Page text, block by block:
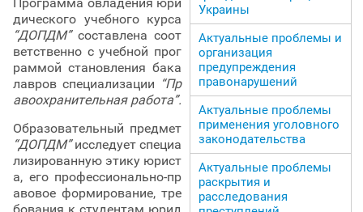
дического учебного курса
“ДОПДМ”составлена соот
ветственно с учебной прог
раммой становления бака
лавров специализации “Пр
авоохранительная работа”.
Образовательный предмет
“ДОПДМ”исследует специа
лизированную этику юрист
а, его профессионально-пр
авовое формирование, тре
Украины
Актуальные проблемы и
организация
предупреждения
правонарушений
Актуальные проблемы
применения уголовного
законодательства
Актуальные проблемы
раскрытия и
расследования